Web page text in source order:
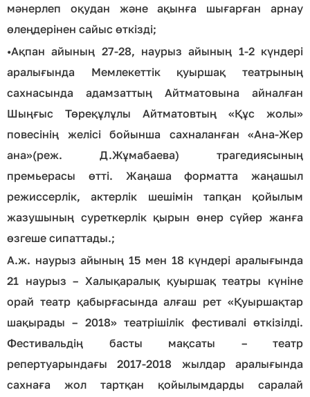
мәнерлеп оқудан және ақынға шығарған арнау
өлеңдерінен сайыс өткізді;
•Ақпан айының 27-28, наурыз айының 1-2 күндері
аралығында Мемлекеттік қуыршақ театрының
сахнасында адамзаттың Айтматовына айналған
Шыңғыс Төреқұлұлы Айтматовтың «Құс жолы»
повесінің желісі бойынша саxналанған «Ана-Жер
ана»(реж. Д.Жұмабаева) трагедиясының
премьерасы өтті. Жаңаша форматта жаңашыл
режиссерлік, актерлік шешімін тапқан қойылым
жазушының суреткерлік қырын өнер сүйер жанға
өзгеше сипаттады.;
А.ж. наурыз айының 15 мен 18 күндері аралығында
21 наурыз – Халықаралық қуыршақ театры күніне
орай театр қабырғасында алғаш рет «Қуыршақтар
шақырады – 2018» театрішілік фестивалі өткізілді.
Фестивальдің басты мақсаты – театр
репертуарындағы 2017-2018 жылдар аралығында
саxнаға жол тартқан қойылымдарды саралай